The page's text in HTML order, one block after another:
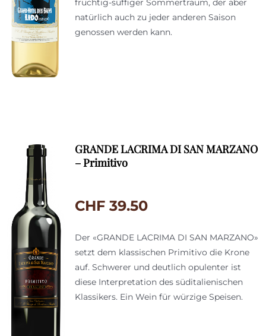
fruchtig-süffiger Sommertraum, der aber
natürlich auch zu jeder anderen Saison
genossen werden kann.
GRANDE LACRIMA DI SAN MARZANO
– Primitivo
CHF 39.50
Der «GRANDE LACRIMA DI SAN MARZANO»
setzt dem klassischen Primitivo die Krone
auf. Schwerer und deutlich opulenter ist
diese Interpretation des süditalienischen
Klassikers. Ein Wein für würzige Speisen.